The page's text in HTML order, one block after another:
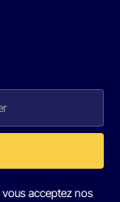
acceptez nos